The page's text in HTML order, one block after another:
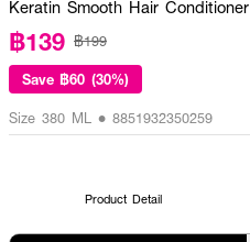
Keratin Smooth Hair Conditioner
฿139 ฿199
Save ฿60 (30%)
Size 380 ML • 8851932350259
Product Detail